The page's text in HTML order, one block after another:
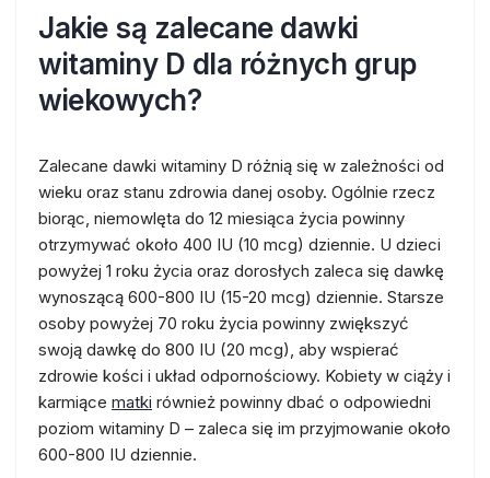
Jakie są zalecane dawki
witaminy D dla różnych grup
wiekowych?
Zalecane dawki witaminy D różnią się w zależności od
wieku oraz stanu zdrowia danej osoby. Ogólnie rzecz
biorąc, niemowlęta do 12 miesiąca życia powinny
otrzymywać około 400 IU (10 mcg) dziennie. U dzieci
powyżej 1 roku życia oraz dorosłych zaleca się dawkę
wynoszącą 600-800 IU (15-20 mcg) dziennie. Starsze
osoby powyżej 70 roku życia powinny zwiększyć
swoją dawkę do 800 IU (20 mcg), aby wspierać
zdrowie kości i układ odpornościowy. Kobiety w ciąży i
karmiące matki również powinny dbać o odpowiedni
poziom witaminy D – zaleca się im przyjmowanie około
600-800 IU dziennie.